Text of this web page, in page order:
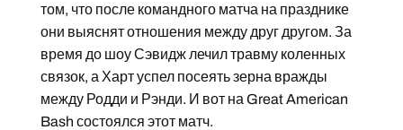
том, что после командного матча на празднике
они выяснят отношения между друг другом. За
время до шоу Сэвидж лечил травму коленных
связок, а Харт успел посеять зерна вражды
между Родди и Рэнди. И вот на Great American
Bash состоялся этот матч.